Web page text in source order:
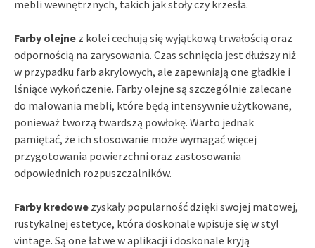
mebli wewnętrznych, takich jak stoły czy krzesła.
Farby olejne z kolei cechują się wyjątkową trwałością oraz
odpornością na zarysowania. Czas schnięcia jest dłuższy niż
w przypadku farb akrylowych, ale zapewniają one gładkie i
lśniące wykończenie. Farby olejne są szczególnie zalecane
do malowania mebli, które będą intensywnie użytkowane,
ponieważ tworzą twardszą powłokę. Warto jednak
pamiętać, że ich stosowanie może wymagać więcej
przygotowania powierzchni oraz zastosowania
odpowiednich rozpuszczalników.
Farby kredowe zyskały popularność dzięki swojej matowej,
rustykalnej estetyce, która doskonale wpisuje się w styl
vintage. Są one łatwe w aplikacji i doskonale kryją